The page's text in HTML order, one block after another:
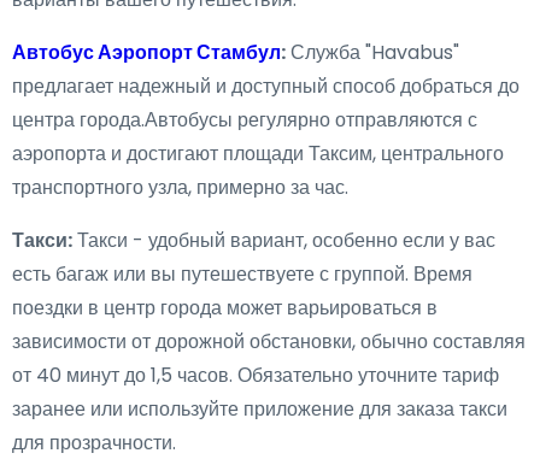
Автобус Аэропорт Стамбул:Служба "Havabus"
предлагает надежный и доступный способ добраться до
центра города.Автобусы регулярно отправляются с
аэропорта и достигают площади Таксим, центрального
транспортного узла, примерно за час.
Такси:Такси - удобный вариант, особенно если у вас
есть багаж или вы путешествуете с группой. Время
поездки в центр города может варьироваться в
зависимости от дорожной обстановки, обычно составляя
от 40 минут до 1,5 часов. Обязательно уточните тариф
заранее или используйте приложение для заказа такси
для прозрачности.